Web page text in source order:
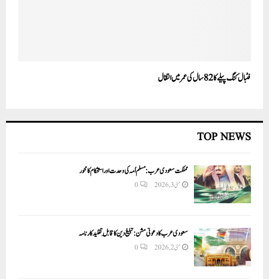
فٹبال کنگ پیلے کا 82سال کی عمر میں انتقال
TOP NEWS
مملکت سعودی عرب: مسلم اُمہ کی وحدت اور استحکام کا محور
مئی 3, 2026 0
سعودی عرب کا دعوتی مشن: تبلیغ دین کا قابلِ تقلید کارنامہ
مئی 2, 2026 0